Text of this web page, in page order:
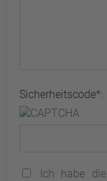
Sicherheitscode*:
Ich habe die